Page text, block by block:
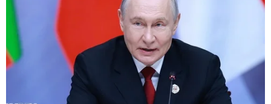
Syria: Quân chính phủ tiếp tục đẩy lùi IS ở